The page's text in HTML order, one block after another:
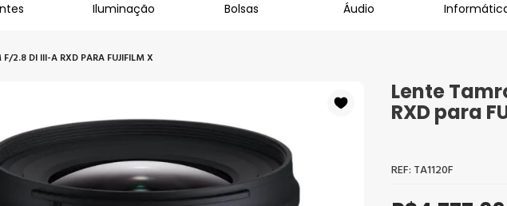
Iluminação Bolsas Áudio
2.8 DI III-A RXD PARA FUJIFILM X
Lente
RXD para
TA1120F